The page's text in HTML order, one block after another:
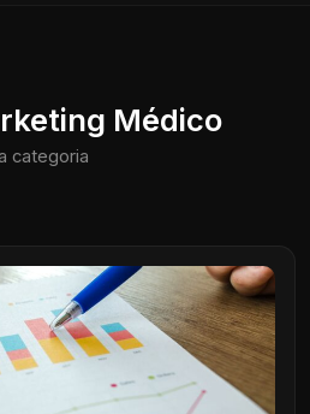
Médico
categoria